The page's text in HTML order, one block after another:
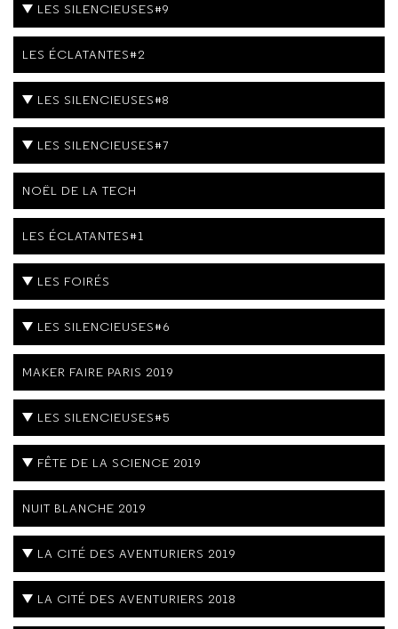
LES SILENCIEUSES#9
LES ÉCLATANTES#2
LES SILENCIEUSES#8
LES SILENCIEUSES#7
NOËL DE LA TECH
LES ÉCLATANTES#1
LES FOIRÉS
LES SILENCIEUSES#6
MAKER FAIRE PARIS 2019
LES SILENCIEUSES#5
FÊTE DE LA SCIENCE 2019
NUIT BLANCHE 2019
LA CITÉ DES AVENTURIERS 2019
LA CITÉ DES AVENTURIERS 2018